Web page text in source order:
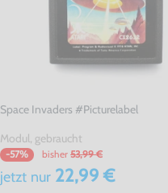
Space Invaders #Picturelabel
Modul, gebraucht
-57% bisher 53,99 €
jetzt nur 22,99 €